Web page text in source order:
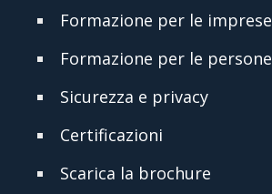
Formazione per le imprese
Formazione per le persone
Sicurezza e privacy
Certificazioni
Scarica la brochure